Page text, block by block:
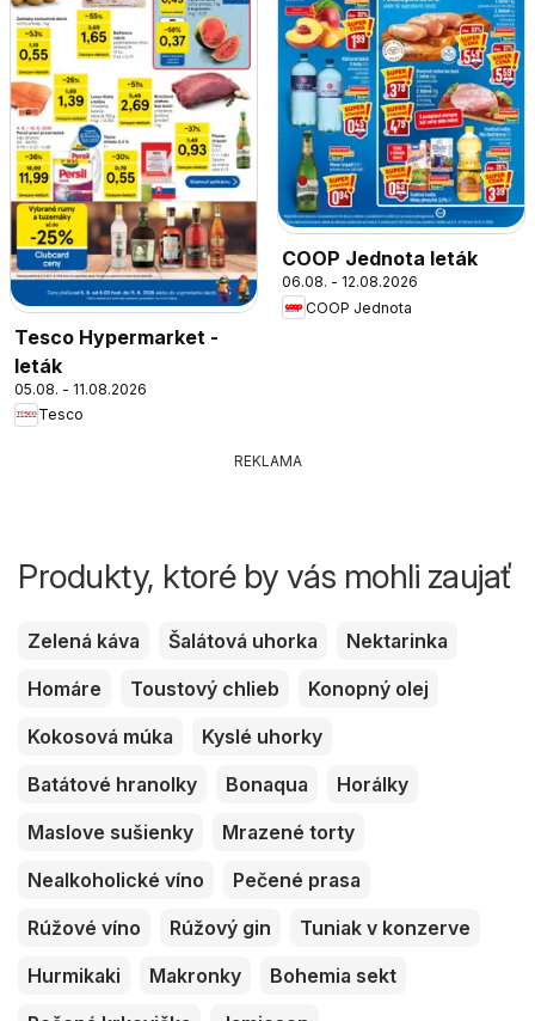
Tesco Hypermarket -
leták
05.08. - 11.08.2026
Tesco
COOP Jednota leták
06.08. - 12.08.2026
COOP Jednota
REKLAMA
Produkty, ktoré by vás mohli zaujať
Zelená káva Šalátová uhorka
Nektarinka
Homáre
Toustový chlieb
Konopný olej
Kokosová múka
Kyslé uhorky
Batátové hranolky
Bonaqua
Horálky
Maslove sušienky
Mrazené torty
Nealkoholické víno
Pečené prasa
Rúžové víno
Rúžový gin
Tuniak v konzerve
Hurmikaki
Makronky
Bohemia sekt